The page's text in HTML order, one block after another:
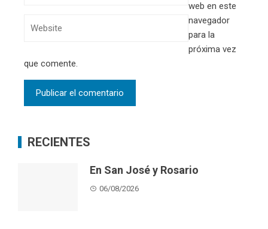
web en este
navegador
para la
próxima vez
que comente.
RECIENTES
En San José y Rosario
06/08/2026